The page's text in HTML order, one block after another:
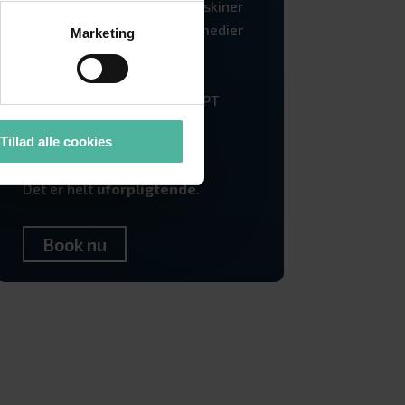
Marketing
Tillad alle cookies
Bedre ranking på søgemaskiner
Best practice på sociale medier
Konverteringsoptimering
Konkurrentanalyse
Inspiration til AI og ChatGPT
Budgetoptimering (ROAS)
Korrekt tracking og GDPR
Det er heltuforpligtende.
Book nu